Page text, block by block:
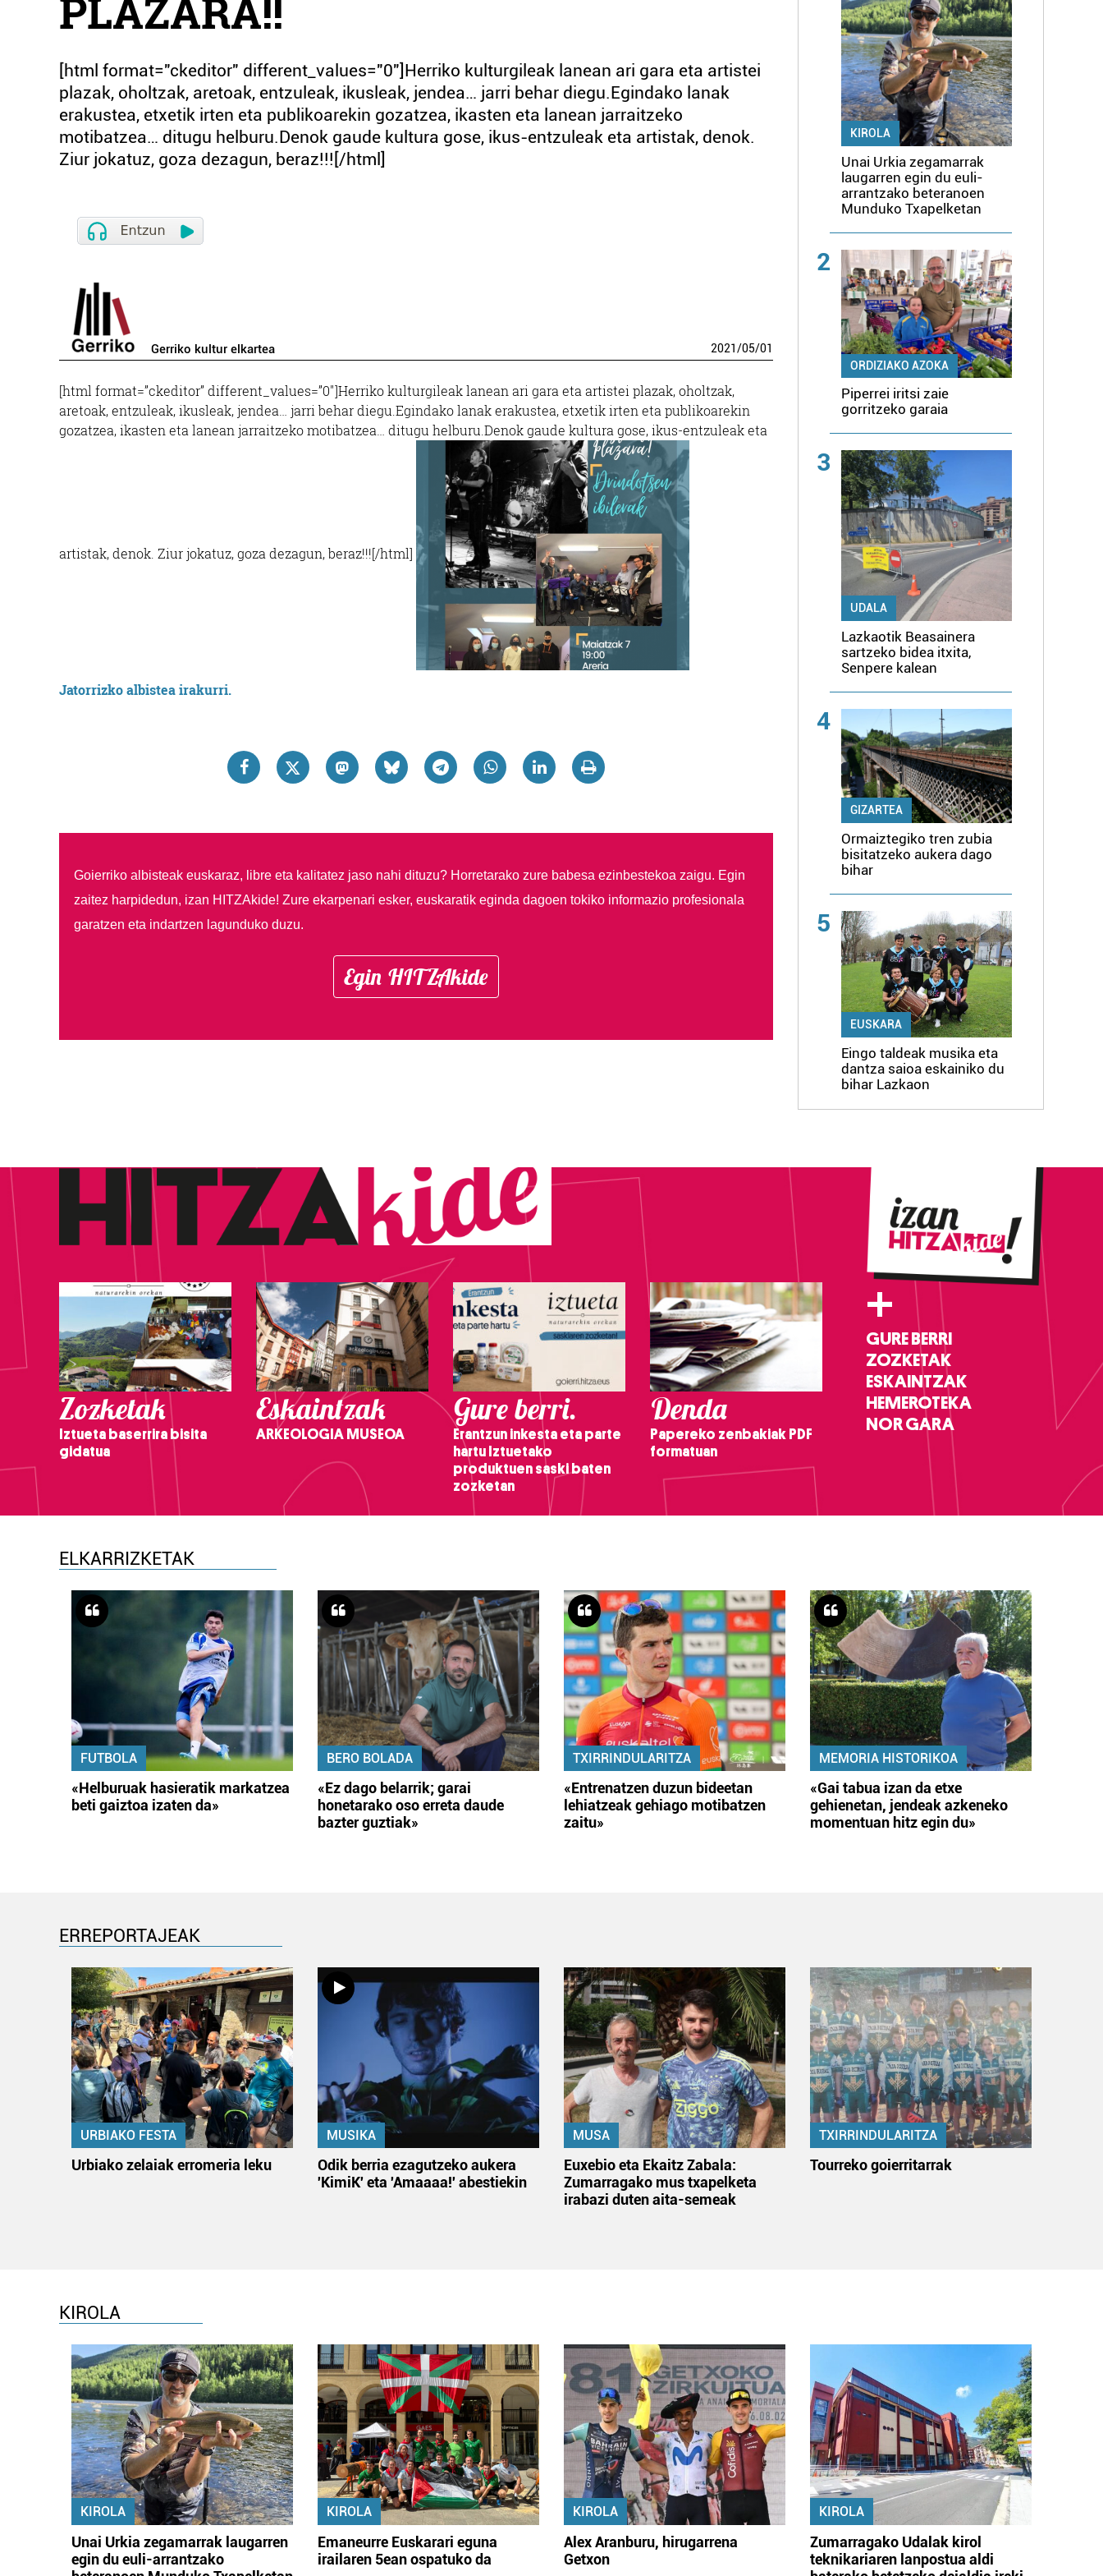
PLAZARA!!
[html format="ckeditor" different_values="0"]Herriko kulturgileak lanean ari gara eta artistei
plazak, oholtzak, aretoak, entzuleak, ikusleak, jendea… jarri behar diegu.Egindako lanak
erakustea, etxetik irten eta publikoarekin gozatzea, ikasten eta lanean jarraitzeko
motibatzea… ditugu helburu.Denok gaude kultura gose, ikus-entzuleak eta artistak, denok.
Ziur jokatuz, goza dezagun, beraz!!![/html]
Gerriko kultur elkartea 2021/05/01
[html format=”ckeditor” different_values=”0″]Herriko kulturgileak lanean ari gara eta artistei plazak, oholtzak,
aretoak, entzuleak, ikusleak, jendea… jarri behar diegu.Egindako lanak erakustea, etxetik irten eta publikoarekin
gozatzea, ikasten eta lanean jarraitzeko motibatzea… ditugu helburu.Denok gaude kultura gose, ikus-entzuleak eta
artistak, denok. Ziur jokatuz, goza dezagun, beraz!!![/html]
Jatorrizko albistea irakurri.
Goierriko albisteak euskaraz, libre eta kalitatez jaso nahi dituzu? Horretarako zure babesa ezinbestekoa zaigu. Egin
zaitez harpidedun, izan HITZAkide! Zure ekarpenari esker, euskaratik eginda dagoen tokiko informazio profesionala
garatzen eta indartzen lagunduko duzu.
Egin HITZAkide
KIROLA
Unai Urkia zegamarrak
laugarren egin du euli-
arrantzako beteranoen
Munduko Txapelketan
2
ORDIZIAKO AZOKA
Piperrei iritsi zaie
gorritzeko garaia
3
UDALA
Lazkaotik Beasainera
sartzeko bidea itxita,
Senpere kalean
4
GIZARTEA
Ormaiztegiko tren zubia
bisitatzeko aukera dago
bihar
5
EUSKARA
Eingo taldeak musika eta
dantza saioa eskainiko du
bihar Lazkaon
Zozketak
Iztueta baserrira bisita
gidatua
Eskaintzak
ARKEOLOGIA MUSEOA
Gure berri.
Erantzun inkesta eta parte
hartu Iztuetako
produktuen saski baten
zozketan
Denda
Papereko zenbakiak PDF
formatuan
+
GURE BERRI
ZOZKETAK
ESKAINTZAK
HEMEROTEKA
NOR GARA
ELKARRIZKETAK
FUTBOLA
«Helburuak hasieratik markatzea
beti gaiztoa izaten da»
BERO BOLADA
«Ez dago belarrik; garai
honetarako oso erreta daude
bazter guztiak»
TXIRRINDULARITZA
«Entrenatzen duzun bideetan
lehiatzeak gehiago motibatzen
zaitu»
MEMORIA HISTORIKOA
«Gai tabua izan da etxe
gehienetan, jendeak azkeneko
momentuan hitz egin du»
ERREPORTAJEAK
URBIAKO FESTA
Urbiako zelaiak erromeria leku
MUSIKA
Odik berria ezagutzeko aukera
'KimiK' eta 'Amaaaa!' abestiekin
MUSA
Euxebio eta Ekaitz Zabala:
Zumarragako mus txapelketa
irabazi duten aita-semeak
TXIRRINDULARITZA
Tourreko goierritarrak
KIROLA
KIROLA
Unai Urkia zegamarrak laugarren
egin du euli-arrantzako
KIROLA
Emaneurre Euskarari eguna
irailaren 5ean ospatuko da
KIROLA
Alex Aranburu, hirugarrena
Getxon
KIROLA
Zumarragako Udalak kirol
teknikariaren lanpostua aldi